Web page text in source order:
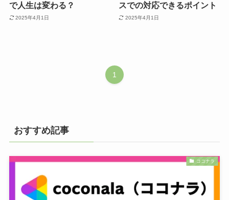
で人生は変わる？
2025年4月1日
スでの対応できるポイント
2025年4月1日
1
おすすめ記事
ココナラ